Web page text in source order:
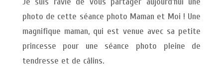
photo de cette séance photo Maman et Moi ! Une
magnifique maman, qui est venue avec sa petite
princesse pour une séance photo pleine de
tendresse et de câlins.